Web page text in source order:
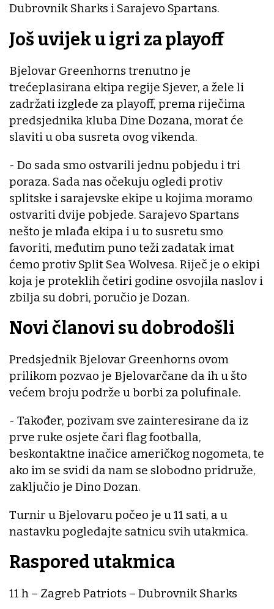
Dubrovnik Sharks i Sarajevo Spartans.
Još uvijek u igri za playoff
Bjelovar Greenhorns trenutno je
trećeplasirana ekipa regije Sjever, a žele li
zadržati izglede za playoff, prema riječima
predsjednika kluba Dine Dozana, morat će
slaviti u oba susreta ovog vikenda.
- Do sada smo ostvarili jednu pobjedu i tri
poraza. Sada nas očekuju ogledi protiv
splitske i sarajevske ekipe u kojima moramo
ostvariti dvije pobjede. Sarajevo Spartans
nešto je mlađa ekipa i u to susretu smo
favoriti, međutim puno teži zadatak imat
ćemo protiv Split Sea Wolvesa. Riječ je o ekipi
koja je proteklih četiri godine osvojila naslov i
zbilja su dobri, poručio je Dozan.
Novi članovi su dobrodošli
Predsjednik Bjelovar Greenhorns ovom
prilikom pozvao je Bjelovarčane da ih u što
većem broju podrže u borbi za polufinale.
- Također, pozivam sve zainteresirane da iz
prve ruke osjete čari flag footballa,
beskontaktne inačice američkog nogometa, te
ako im se svidi da nam se slobodno pridruže,
zaključio je Dino Dozan.
Turnir u Bjelovaru počeo je u 11 sati, a u
nastavku pogledajte satnicu svih utakmica.
Raspored utakmica
11 h – Zagreb Patriots – Dubrovnik Sharks